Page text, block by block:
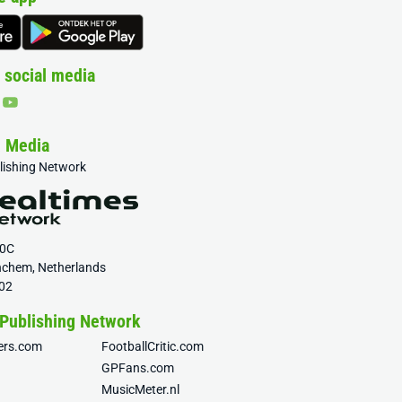
media
Media
Network
Netherlands
Network
FootballCritic.com
GPFans.com
MusicMeter.nl